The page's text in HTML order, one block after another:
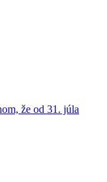
že od 31. júla